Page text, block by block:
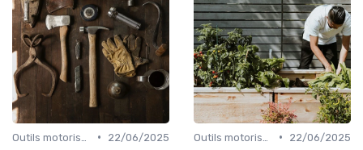
•
22/06/2025
•
22/06/2025